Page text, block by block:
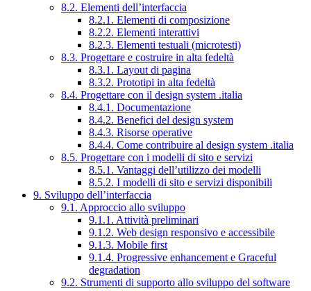
8.2. Elementi dell’interfaccia
8.2.1. Elementi di composizione
8.2.2. Elementi interattivi
8.2.3. Elementi testuali (microtesti)
8.3. Progettare e costruire in alta fedeltà
8.3.1. Layout di pagina
8.3.2. Prototipi in alta fedeltà
8.4. Progettare con il design system .italia
8.4.1. Documentazione
8.4.2. Benefici del design system
8.4.3. Risorse operative
8.4.4. Come contribuire al design system .italia
8.5. Progettare con i modelli di sito e servizi
8.5.1. Vantaggi dell’utilizzo dei modelli
8.5.2. I modelli di sito e servizi disponibili
9. Sviluppo dell’interfaccia
9.1. Approccio allo sviluppo
9.1.1. Attività preliminari
9.1.2. Web design responsivo e accessibile
9.1.3. Mobile first
9.1.4. Progressive enhancement e Graceful
degradation
9.2. Strumenti di supporto allo sviluppo del software